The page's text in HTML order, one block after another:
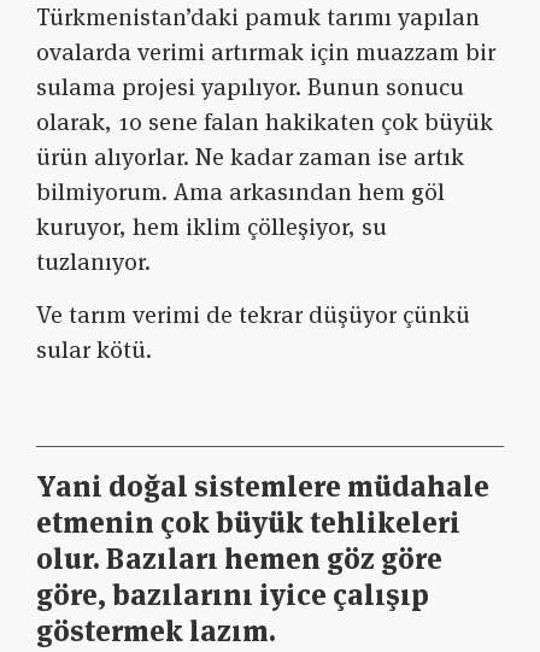
Türkmenistan’daki pamuk tarımı yapılan
ovalarda verimi artırmak için muazzam bir
sulama projesi yapılıyor. Bunun sonucu
olarak, 10 sene falan hakikaten çok büyük
ürün alıyorlar. Ne kadar zaman ise artık
bilmiyorum. Ama arkasından hem göl
kuruyor, hem iklim çölleşiyor, su
tuzlanıyor.
Ve tarım verimi de tekrar düşüyor çünkü
sular kötü.
Yani doğal sistemlere müdahale
etmenin çok büyük tehlikeleri
olur. Bazıları hemen göz göre
göre, bazılarını iyice çalışıp
göstermek lazım.